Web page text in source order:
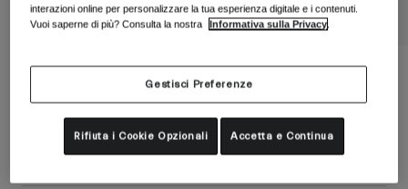
Abbigliamento
Abbigliamento da Strada
Vedi tutto
Lenti di ricambio
Maschere
Calzini stagionali in lana merino
€ 19.99
interazioni online per personalizzare la tua esperienza digitale e i contenuti.
Vuoi saperne di più? Consulta la nostra
Informativa sulla Privacy
Gestisci Preferenze
Rifiuta i Cookie Opzionali Accetta e Continua